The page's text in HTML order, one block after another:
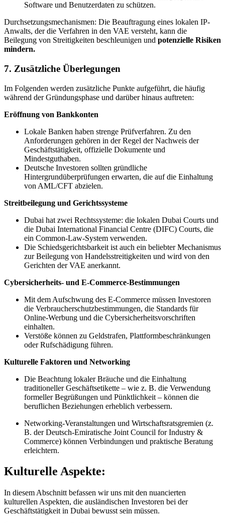
Software und Benutzerdaten zu schützen.
Durchsetzungsmechanismen: Die Beauftragung eines lokalen IP-
Anwalts, der die Verfahren in den VAE versteht, kann die
Beilegung von Streitigkeiten beschleunigen und potenzielle Risiken
mindern.
7. Zusätzliche Überlegungen
Im Folgenden werden zusätzliche Punkte aufgeführt, die häufig
während der Gründungsphase und darüber hinaus auftreten:
Eröffnung von Bankkonten
Lokale Banken haben strenge Prüfverfahren. Zu den
Anforderungen gehören in der Regel der Nachweis der
Geschäftstätigkeit, offizielle Dokumente und
Mindestguthaben.
Deutsche Investoren sollten gründliche
Hintergrundüberprüfungen erwarten, die auf die Einhaltung
von AML/CFT abzielen.
Streitbeilegung und Gerichtssysteme
Dubai hat zwei Rechtssysteme: die lokalen Dubai Courts und
die Dubai International Financial Centre (DIFC) Courts, die
ein Common-Law-System verwenden.
Die Schiedsgerichtsbarkeit ist auch ein beliebter Mechanismus
zur Beilegung von Handelsstreitigkeiten und wird von den
Gerichten der VAE anerkannt.
Cybersicherheits- und E-Commerce-Bestimmungen
Mit dem Aufschwung des E-Commerce müssen Investoren
die Verbraucherschutzbestimmungen, die Standards für
Online-Werbung und die Cybersicherheitsvorschriften
einhalten.
Verstöße können zu Geldstrafen, Plattformbeschränkungen
oder Rufschädigung führen.
Kulturelle Faktoren und Networking
Die Beachtung lokaler Bräuche und die Einhaltung
traditioneller Geschäftsetikette – wie z. B. die Verwendung
formeller Begrüßungen und Pünktlichkeit – können die
beruflichen Beziehungen erheblich verbessern.
Networking-Veranstaltungen und Wirtschaftsratsgremien (z.
B. der Deutsch-Emiratische Joint Council for Industry &
Commerce) können Verbindungen und praktische Beratung
erleichtern.
Kulturelle Aspekte:
In diesem Abschnitt befassen wir uns mit den nuancierten
kulturellen Aspekten, die ausländischen Investoren bei der
Geschäftstätigkeit in Dubai bewusst sein müssen.